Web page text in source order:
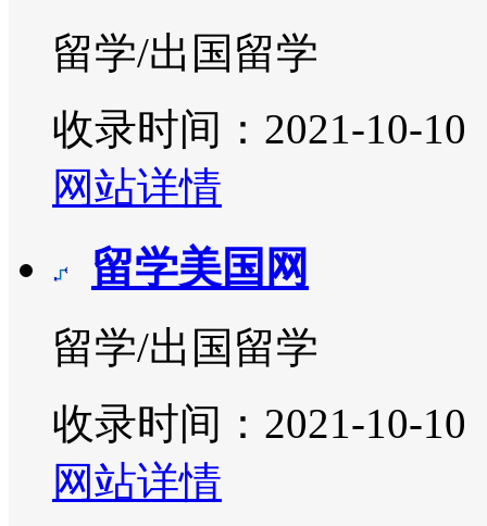
留学/出国留学
收录时间：2021-10-10
网站详情
留学美国网
留学/出国留学
收录时间：2021-10-10
网站详情